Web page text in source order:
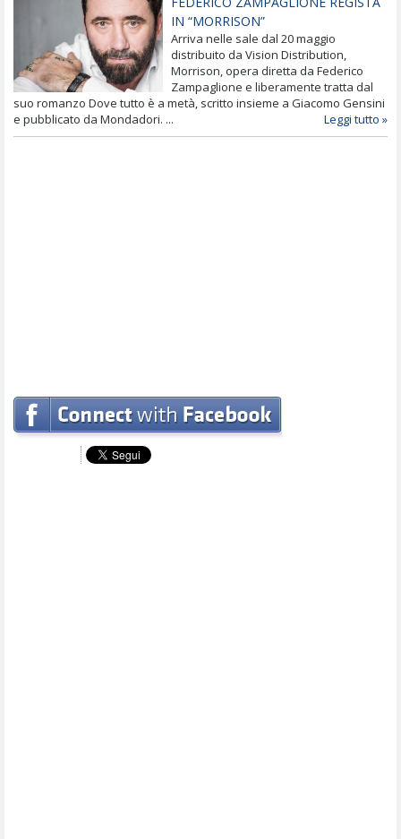
IN “MORRISON”
Arriva nelle sale dal 20 maggio
distribuito da Vision Distribution,
Morrison, opera diretta da Federico
Zampaglione e liberamente tratta dal
suo romanzo Dove tutto è a metà, scritto insieme a Giacomo Gensini
e pubblicato da Mondadori. ...
Leggi tutto »